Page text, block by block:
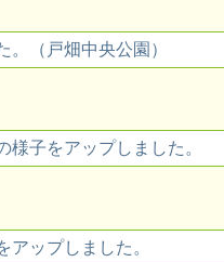
（戸畑中央公園）
子をアップしました。
ップしました。